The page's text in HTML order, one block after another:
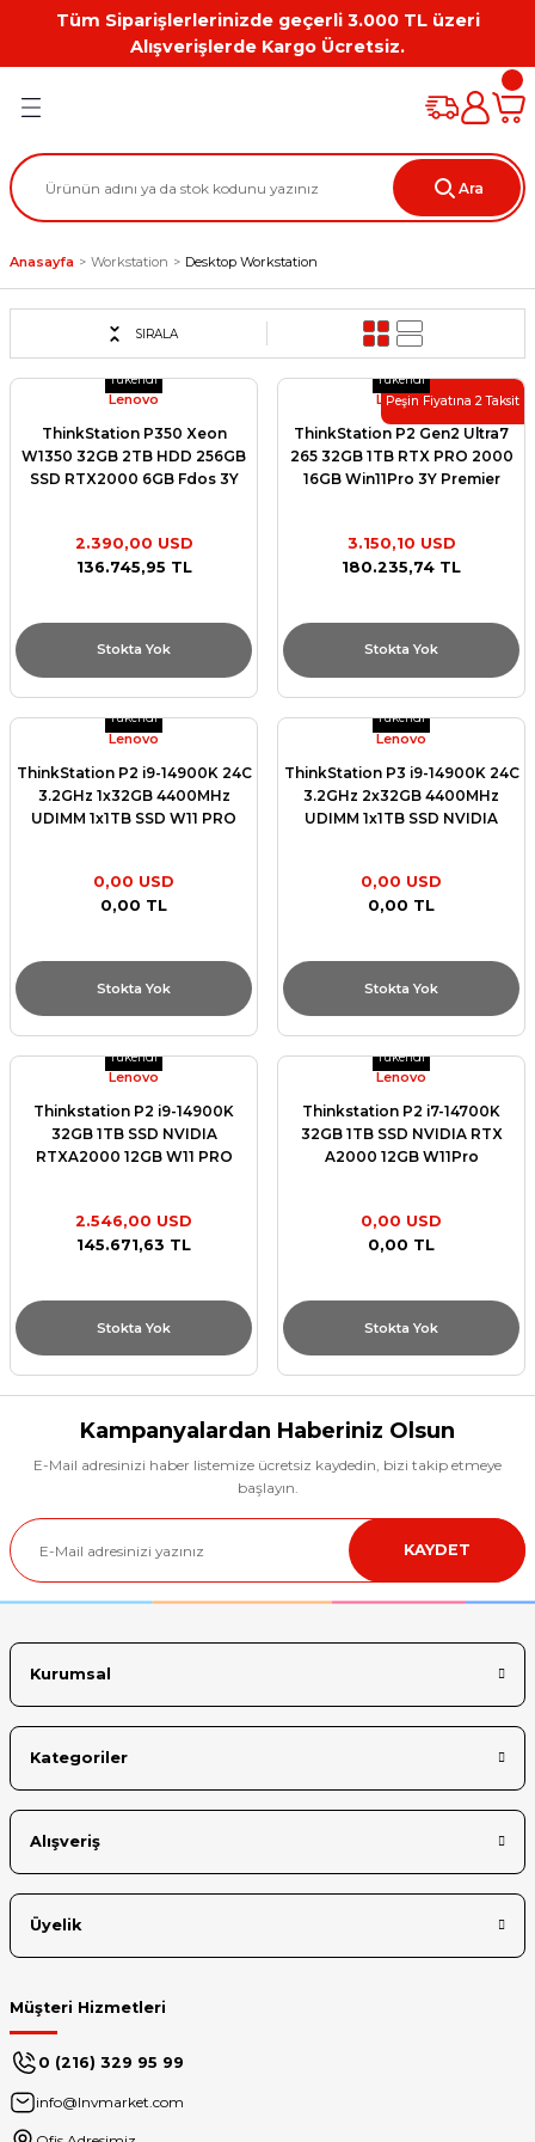
Tüm Siparişlerlerinizde geçerli 3.000 TL üzeri
Alışverişlerde Kargo Ücretsiz.
Geri Dön
Geri Dön
Geri Dön
Geri Dön
Geri Dön
Geri Dön
Kılıf
Workstation Aksesuarları
Grafik Kartı
Ara
Anasayfa Workstation Desktop Workstation
SIRALA
Tükendi
Lenovo
ThinkStation P350 Xeon
W1350 32GB 2TB HDD 256GB
SSD RTX2000 6GB Fdos 3Y
2.390,00 USD
136.745,95 TL
Stokta Yok
Tükendi
Peşin Fiyatına 2 Taksit
Lenovo
ThinkStation P2 Gen2 Ultra7
265 32GB 1TB RTX PRO 2000
16GB Win11Pro 3Y Premier
3.150,10 USD
180.235,74 TL
Stokta Yok
Tükendi
Lenovo
ThinkStation P2 i9-14900K 24C
3.2GHz 1x32GB 4400MHz
UDIMM 1x1TB SSD W11 PRO
0,00 USD
0,00 TL
Stokta Yok
Tükendi
Lenovo
ThinkStation P3 i9-14900K 24C
3.2GHz 2x32GB 4400MHz
UDIMM 1x1TB SSD NVIDIA
0,00 USD
0,00 TL
Stokta Yok
Tükendi
Lenovo
Thinkstation P2 i9-14900K
32GB 1TB SSD NVIDIA
RTXA2000 12GB W11 PRO
2.546,00 USD
145.671,63 TL
Stokta Yok
Tükendi
Lenovo
Thinkstation P2 i7-14700K
32GB 1TB SSD NVIDIA RTX
A2000 12GB W11Pro
0,00 USD
0,00 TL
Stokta Yok
Kampanyalardan Haberiniz Olsun
E-Mail adresinizi haber listemize ücretsiz kaydedin, bizi takip etmeye
başlayın.
KAYDET
Kurumsal
Kategoriler
Alışveriş
Üyelik
Müşteri Hizmetleri
0 (216) 329 95 99
info@lnvmarket.com